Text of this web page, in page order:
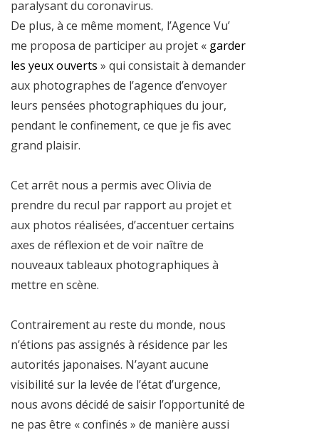
paralysant du coronavirus.
De plus, à ce même moment, l’Agence Vu’
me proposa de participer au projet « garder
les yeux ouverts » qui consistait à demander
aux photographes de l’agence d’envoyer
leurs pensées photographiques du jour,
pendant le confinement, ce que je fis avec
grand plaisir.
Cet arrêt nous a permis avec Olivia de
prendre du recul par rapport au projet et
aux photos réalisées, d’accentuer certains
axes de réflexion et de voir naître de
nouveaux tableaux photographiques à
mettre en scène.
Contrairement au reste du monde, nous
n’étions pas assignés à résidence par les
autorités japonaises. N’ayant aucune
visibilité sur la levée de l’état d’urgence,
nous avons décidé de saisir l’opportunité de
ne pas être « confinés » de manière aussi